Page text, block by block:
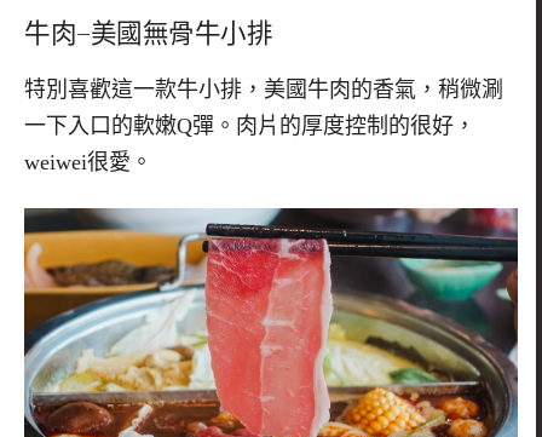
牛肉–美國無骨牛小排
特別喜歡這一款牛小排，美國牛肉的香氣，稍微涮
一下入口的軟嫩Q彈。肉片的厚度控制的很好，
weiwei很愛。